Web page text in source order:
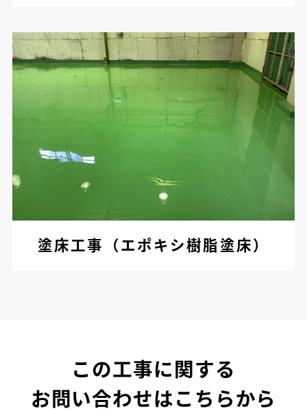
塗床工事（エポキシ樹脂塗床）
この工事に関する
お問い合わせはこちらから